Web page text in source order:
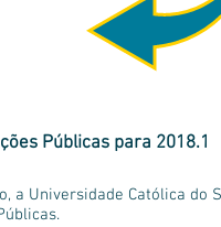
Públicas para 2018.1
a Universidade Católica do